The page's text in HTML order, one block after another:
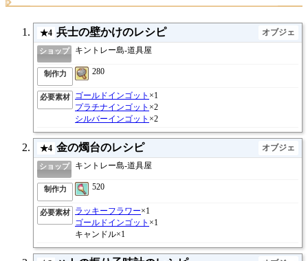
★4 兵士の壁かけのレシピ オブジェ
ショップ キントレー島-道具屋
制作力 280
必要素材 ゴールドインゴット ×1
プラチナインゴット ×2
シルバーインゴット ×2
★4 金の燭台のレシピ オブジェ
ショップ キントレー島-道具屋
制作力 520
必要素材 ラッキーフラワー×1
ゴールドインゴット ×1
キャンドル×1